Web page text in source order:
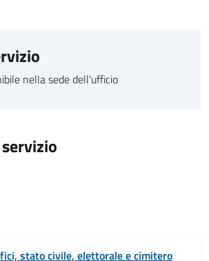
nella sede dell'ufficio
stato civile, elettorale e cimitero